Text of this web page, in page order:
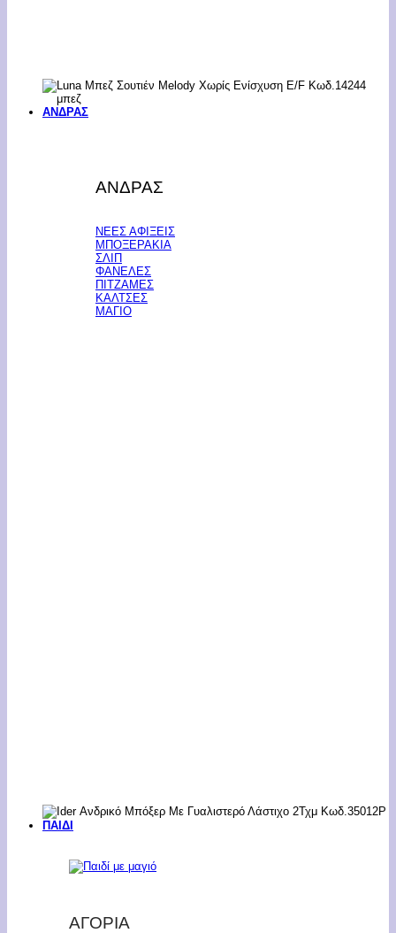
ΑΝΔΡΑΣ
ΑΝΔΡΑΣ
ΝΕΕΣ ΑΦΙΞΕΙΣ
ΜΠΟΞΕΡΑΚΙΑ
ΣΛΙΠ
ΦΑΝΕΛΕΣ
ΠΙΤΖΑΜΕΣ
ΚΑΛΤΣΕΣ
ΜΑΓΙΟ
ΠΑΙΔΙ
ΑΓΟΡΙΑ